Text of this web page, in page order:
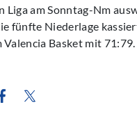
Liga am Sonntag-Nm
fünfte Niederlage
Valencia Basket mit 71:79.